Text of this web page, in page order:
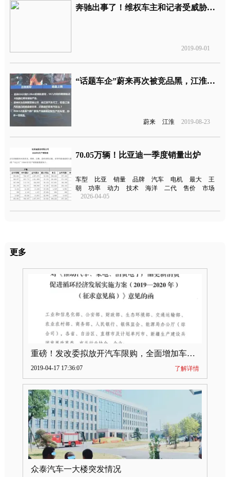
奔驰出事了！维权车主和记者受威胁，4S店售后经理：为你女儿积德
2019-09-01
“话题车企”蔚来再次被竞品黑，江淮也中枪
蔚来 江淮 2019-08-23
70.05万辆！比亚迪一季度销量出炉
车型 比亚 销量 品牌 汽车 电机 最大
王
朝
功率 动力 技术 海洋 二代 售价
市场
2026-04-05
更多
重磅！发改委拟放开汽车限购，全面增加车牌指标
2019-04-17 17:36:07 了解详情
众泰汽车一大楼突发情况